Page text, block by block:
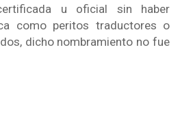
u oficial sin haber
como peritos traductores o
dicho nombramiento no fue